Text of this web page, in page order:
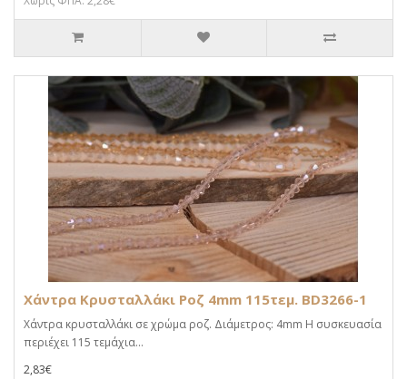
Χάντρα Κρυσταλλάκι Ροζ 4mm 115τεμ. BD3266-1
Χάντρα κρυσταλλάκι σε χρώμα ροζ. Διάμετρος: 4mm Η συσκευασία
περιέχει 115 τεμάχια...
2,83€